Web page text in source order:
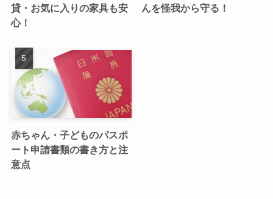
貸・お気に入りの家具も安
心！
んを怪我から守る！
赤ちゃん・子どものパスポ
ート申請書類の書き方と注
意点